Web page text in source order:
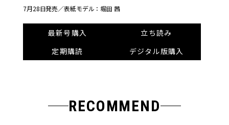
7月28日発売／表紙モデル：堀田 茜
最新号購入
立ち読み
定期購読
デジタル版購入
RECOMMEND